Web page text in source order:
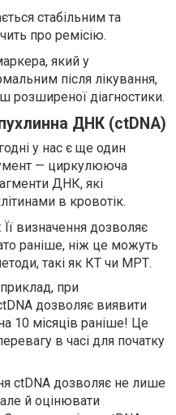
стабільним та
про ремісію.
який у
після лікування,
розширеної діагностики.
ДНК (ctDNA)
у нас є ще один
— циркулююча
ДНК, які
в кровотік.
Її визначення дозволяє
раніше, ніж це можуть
такі як КТ чи МРТ.
при
дозволяє виявити
10 місяців раніше! Це
в часі для початку
ctDNA дозволяє не лише
й оцінювати